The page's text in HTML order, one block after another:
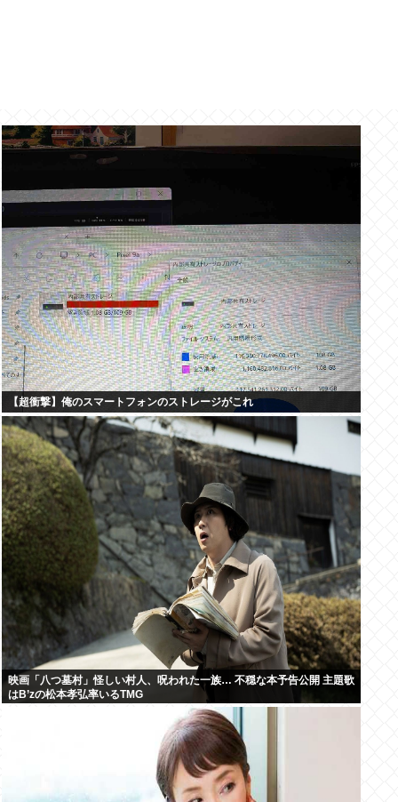
【超衝撃】俺のスマートフォンのストレージがこれ
映画「八つ墓村」怪しい村人、呪われた一族… 不穏な本予告公開 主題歌
はB’zの松本孝弘率いるTMG